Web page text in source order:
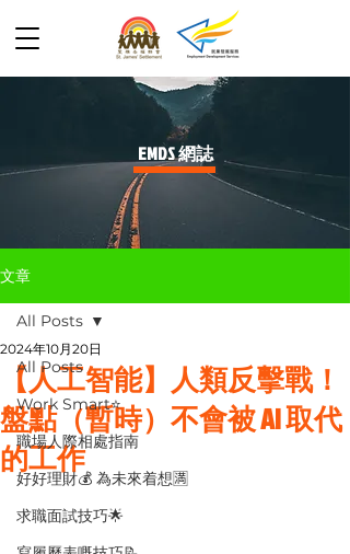
​EMDS 網誌
文章
All Posts
Work Smart⭐️
職場人際相處指南
好好理財💰 為未來着想🈵
求職面試技巧🌟
All Posts
【人工智能】人類反擊戰！
盤點（暫時）不會被 AI 取代
的工作
2024年10月20日